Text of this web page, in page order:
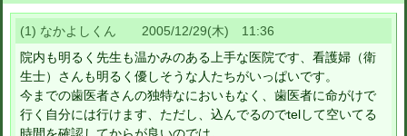
(1) なかよしくん 2005/12/29(木) 11:36
院内も明るく先生も温かみのある上手な医院です、看護婦（衛
生士）さんも明るく優しそうな人たちがいっぱいです。
今までの歯医者さんの独特なにおいもなく、歯医者に命がけで
行く自分には行けます、ただし、込んでるのでtelして空いてる